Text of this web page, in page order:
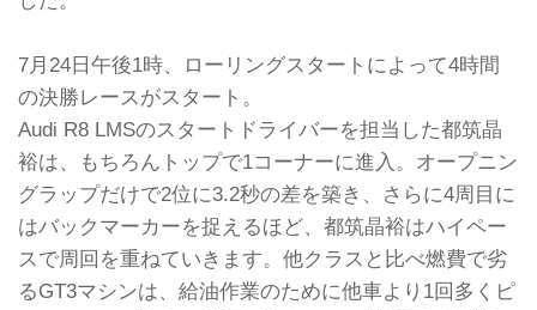
7月24日午後1時、ローリングスタートによって4時間
の決勝レースがスタート。
Audi R8 LMSのスタートドライバーを担当した都筑晶
裕は、もちろんトップで1コーナーに進入。オープニン
グラップだけで2位に3.2秒の差を築き、さらに4周目に
はバックマーカーを捉えるほど、都筑晶裕はハイペー
スで周回を重ねていきます。他クラスと比べ燃費で劣
るGT3マシンは、給油作業のために他車より1回多くピ